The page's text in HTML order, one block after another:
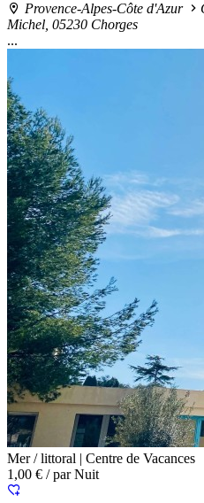
Provence-Alpes-Côte d'Azur
Michel, 05230 Chorges
...
Mer / littoral | Centre de Vacances
1,00 € / par Nuit